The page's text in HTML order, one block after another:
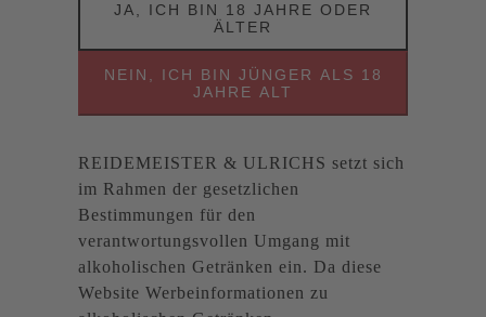
JA, ICH BIN 18 JAHRE ODER
ÄLTER
NEIN, ICH BIN JÜNGER ALS 18
JAHRE ALT
REIDEMEISTER & ULRICHS setzt sich
im Rahmen der gesetzlichen
Bestimmungen für den
verantwortungsvollen Umgang mit
alkoholischen Getränken ein. Da diese
Website Werbeinformationen zu